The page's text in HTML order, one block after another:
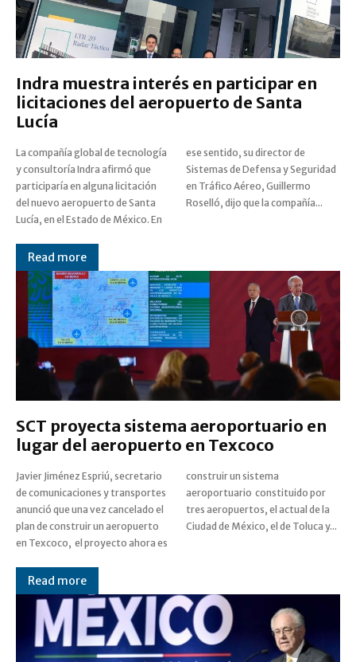
Indra muestra interés en participar en
licitaciones del aeropuerto de Santa
Lucía
La compañía global de tecnología
y consultoría Indra afirmó que
participaría en alguna licitación
del nuevo aeropuerto de Santa
Lucía, en el Estado de México. En
ese sentido, su director de
Sistemas de Defensa y Seguridad
en Tráfico Aéreo, Guillermo
Roselló, dijo que la compañía...
Read more
SCT proyecta sistema aeroportuario en
lugar del aeropuerto en Texcoco
Javier Jiménez Espriú, secretario
de comunicaciones y transportes
anunció que una vez cancelado el
plan de construir un aeropuerto
en Texcoco, el proyecto ahora es
construir un sistema
aeroportuario constituido por
tres aeropuertos, el actual de la
Ciudad de México, el de Toluca y...
Read more